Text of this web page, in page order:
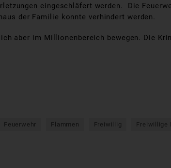
eingeschläfert werden. Die
der Familie konnte verhindert werden.
aber im Millionenbereich bewegen. Die
Feuerwehr Flammen Freiwillig Freiwillige